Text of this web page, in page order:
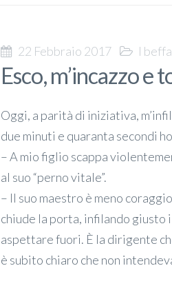
22 Febbraio 2017
I
Esco, m’incazzo e
Oggi, a parità di iniziativa,
due minuti e quaranta secondi
– A mio figlio scappa
al suo “perno vitale”.
– Il suo maestro è meno
chiude la porta, infilando giusto
aspettare fuori. È la dirigente
è subito chiaro che non